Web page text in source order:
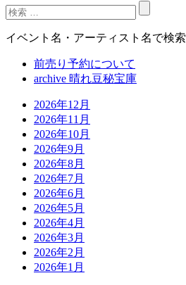
イベント名・アーティスト名で検索
前売り予約について
archive 晴れ豆秘宝庫
2026年12月
2026年11月
2026年10月
2026年9月
2026年8月
2026年7月
2026年6月
2026年5月
2026年4月
2026年3月
2026年2月
2026年1月